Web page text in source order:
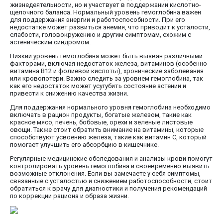
жизнедеятельности, но и участвует в поддержании кислотно-
щелочного баланса. Нормальный уровень гемоглобина важен
для поддержания энергии и работоспособности. При его
недостатке может развиться анемия, что приводит к усталости,
слабости, головокружению и другим симптомам, схожим с
астеническим синдромом.
Низкий уровень гемоглобина может быть вызван различными
факторами, включая недостаток железа, витаминов (особенно
витамина B12 и фолиевой кислоты), хронические заболевания
или кровопотери. Важно следить за уровнем гемоглобина, так
как его недостаток может усугубить состояние астении и
привести к снижению качества жизни.
Для поддержания нормального уровня гемоглобина необходимо
включать в рацион продукты, богатые железом, такие как
красное мясо, печень, бобовые, орехи и зеленые листовые
овощи. Также стоит обратить внимание на витамины, которые
способствуют усвоению железа, такие как витамин C, который
помогает улучшить его абсорбцию в кишечнике.
Регулярные медицинские обследования и анализы крови помогут
контролировать уровень гемоглобина и своевременно выявить
возможные отклонения. Если вы замечаете у себя симптомы,
связанные с усталостью и снижением работоспособности, стоит
обратиться к врачу для диагностики и получения рекомендаций
по коррекции рациона и образа жизни.